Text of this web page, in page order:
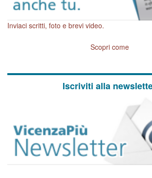
Inviaci scritti, foto e brevi video.
Scopri come
Iscriviti alla